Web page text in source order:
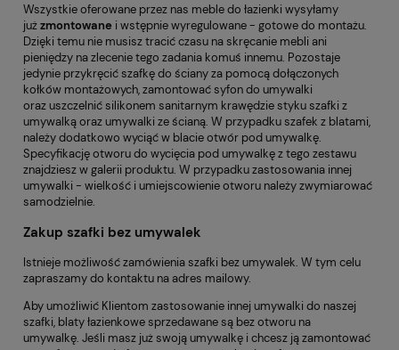
Wszystkie oferowane przez nas meble do łazienki wysyłamy
jużzmontowane i wstępnie wyregulowane - gotowe do montażu.
Dzięki temu nie musisz tracić czasu na skręcanie mebli ani
pieniędzy na zlecenie tego zadania komuś innemu. Pozostaje
jedynie przykręcić szafkę do ściany za pomocą dołączonych
kołków montażowych, zamontować syfon do umywalki
oraz uszczelnić silikonem sanitarnym krawędzie styku szafki z
umywalką oraz umywalki ze ścianą. W przypadku szafek z blatami,
należy dodatkowo wyciąć w blacie otwór pod umywalkę.
Specyfikację otworu do wycięcia pod umywalkę z tego zestawu
znajdziesz w galerii produktu. W przypadku zastosowania innej
umywalki - wielkość i umiejscowienie otworu należy zwymiarować
samodzielnie.
Zakup szafki bez umywalek
Istnieje możliwość zamówienia szafki bez umywalek. W tym celu
zapraszamy do kontaktu na adres mailowy.
Aby umożliwić Klientom zastosowanie innej umywalki do naszej
szafki, blaty łazienkowe sprzedawane są bez otworu na
umywalkę. Jeśli masz już swoją umywalkę i chcesz ją zamontować